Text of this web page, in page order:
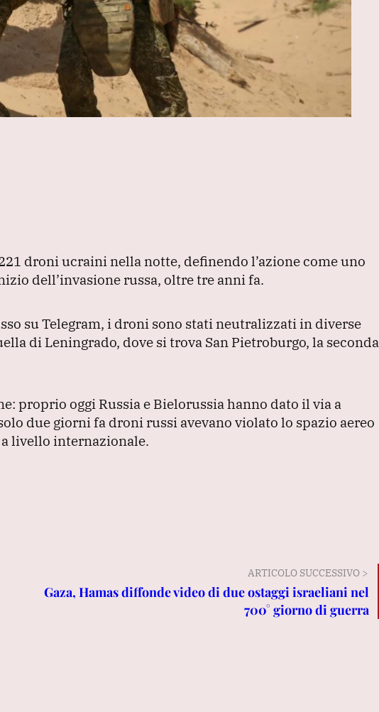
droni ucraini nella notte, definendo l’azione come uno
dell’invasione russa, oltre tre anni fa.
su Telegram, i droni sono stati neutralizzati in diverse
di Leningrado, dove si trova San Pietroburgo, la seconda
proprio oggi Russia e Bielorussia hanno dato il via a
due giorni fa droni russi avevano violato lo spazio aereo
livello internazionale.
ARTICOLO SUCCESSIVO >
Gaza, Hamas diffonde video di due ostaggi israeliani nel
700° giorno di guerra